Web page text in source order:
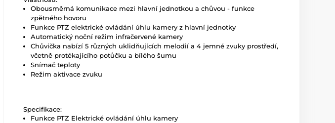
Obousměrná komunikace mezi hlavní jednotkou a chůvou - funkce
zpětného hovoru
Funkce PTZ elektrické ovládání úhlu kamery z hlavní jednotky
Automatický noční režim infračervené kamery
Chůvička nabízí 5 různých uklidňujících melodií a 4 jemné zvuky prostředí,
včetně protékajícího potůčku a bílého šumu
Snímač teploty
Režim aktivace zvuku
Specifikace:
Funkce PTZ Elektrické ovládání úhlu kamery